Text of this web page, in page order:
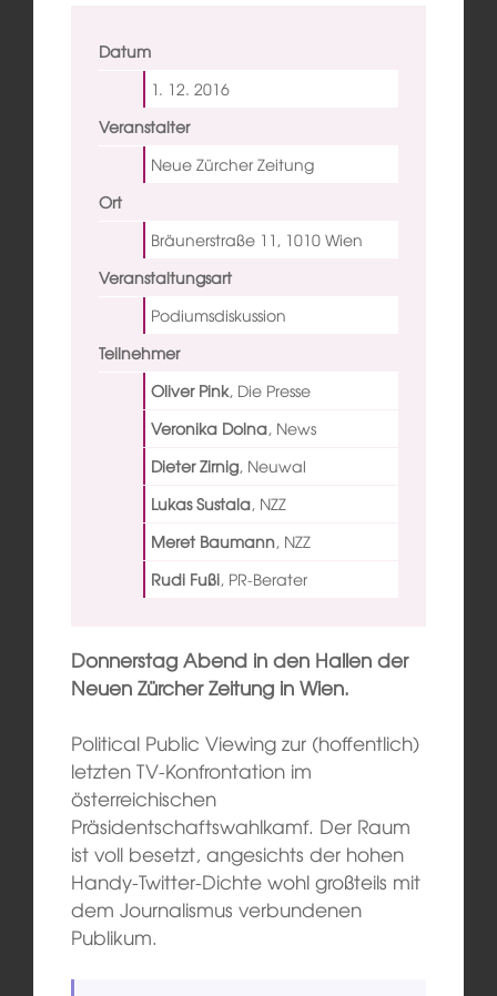
Datum
1. 12. 2016
Veranstalter
Neue Zürcher Zeitung
Ort
Bräunerstraße 11, 1010 Wien
Veranstaltungsart
Podiumsdiskussion
Teilnehmer
Oliver Pink, Die Presse
Veronika Dolna, News
Dieter Zirnig, Neuwal
Lukas Sustala, NZZ
Meret Baumann, NZZ
Rudi Fußi, PR-Berater
Donnerstag Abend in den Hallen der
Neuen Zürcher Zeitung in Wien.
Political Public Viewing zur (hoffentlich)
letzten TV-Konfrontation im
österreichischen
Präsidentschaftswahlkamf. Der Raum
ist voll besetzt, angesichts der hohen
Handy-Twitter-Dichte wohl großteils mit
dem Journalismus verbundenen
Publikum.